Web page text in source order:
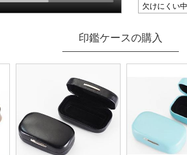
欠けにくい
す。 硬さと
でまた朱肉
の作成にと
印鑑ケースの購入